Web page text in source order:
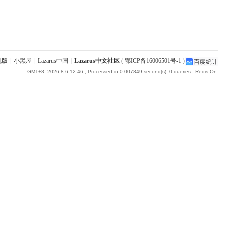
版 小黑屋 Lazarus中国 Lazarus中文社区( 鄂ICP备16006501号-1 )
GMT+8, 2026-8-6 12:46 , Processed in 0.007849 second(s), 0 queries , Redis On.